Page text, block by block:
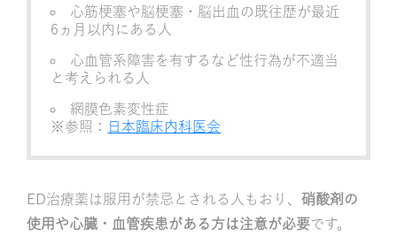
心筋梗塞や脳梗塞・脳出血の既往歴が最近
6ヵ月以内にある人
心血管系障害を有するなど性行為が不適当
と考えられる人
網膜色素変性症
※参照：
日本臨床内科医会
ED治療薬は服用が禁忌とされる人もおり、 硝酸剤の
使用や心臓・血管疾患がある方は注意が必要です。